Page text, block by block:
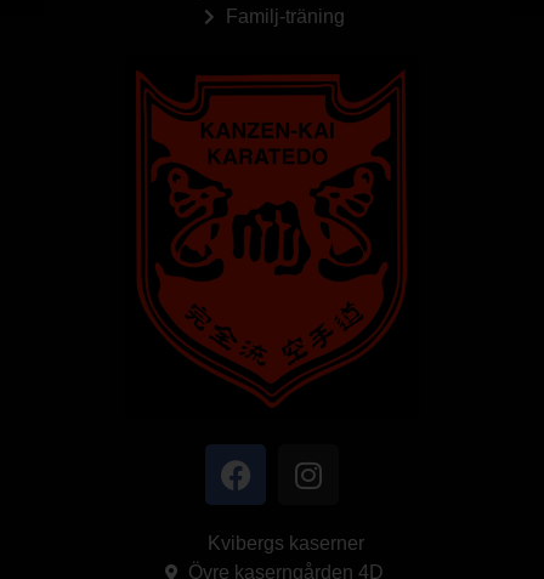
Familj-träning
Kvibergs kaserner
Övre kaserngården 4D